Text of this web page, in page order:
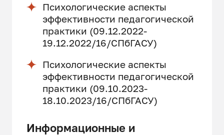
Психологические аспекты
эффективности педагогической
практики (09.12.2022-
19.12.2022/16/СПбГАСУ)
Психологические аспекты
эффективности педагогической
практики (09.10.2023-
18.10.2023/16/СПбГАСУ)
Информационные и